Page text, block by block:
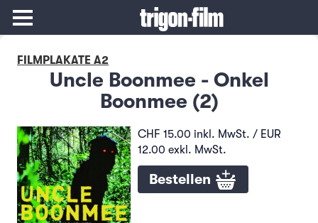
FILMPLAKATE A2
Uncle Boonmee - Onkel
Boonmee (2)
CHF 15.00 inkl. MwSt. / EUR
12.00 exkl. MwSt.
Bestellen